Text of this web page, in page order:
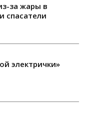
за жары в
спасатели
электрички»